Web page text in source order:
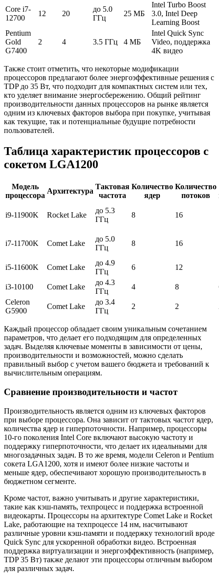
Core i7-
12700
12 20
до 5.0
ГГц
25 МБ
Intel Turbo Boost
3.0, Intel Deep
Learning Boost
Pentium
Gold
G7400
2 4 3.5 ГГц 4 МБ
Intel Quick Sync
Video, поддержка
4K видео
Также стоит отметить, что некоторые модификации
процессоров предлагают более энергоэффективные решения с
TDP до 35 Вт, что подходит для компактных систем или тех,
кто уделяет внимание энергосбережению. Общий рейтинг
производительности данных процессоров на рынке является
одним из ключевых факторов выбора при покупке, учитывая
как текущие, так и потенциальные будущие потребности
пользователей.
Таблица характеристик процессоров с
сокетом LGA1200
Модель
процессора
Архитектура
Тактовая
частота
Количество
ядер
Количество
потоков
i9-11900K Rocket Lake
до 5.3
ГГц
8 16
i7-11700K Comet Lake
до 5.0
ГГц
8 16
i5-11600K Comet Lake
до 4.9
ГГц
6 12
i3-10100 Comet Lake
до 4.3
ГГц
4 8
Celeron
G5900
Comet Lake
до 3.4
ГГц
2 2
Каждый процессор обладает своим уникальным сочетанием
параметров, что делает его подходящим для определенных
задач. Выделяя ключевые моменты в зависимости от цены,
производительности и возможностей, можно сделать
правильный выбор с учетом вашего бюджета и требований к
вычислительным операциям.
Сравнение производительности и частот
Производительность является одним из ключевых факторов
при выборе процессора. Она зависит от тактовых частот ядер,
количества ядер и гиперпоточности. Например, процессоры
10-го поколения Intel Core включают высокую частоту и
поддержку гиперпоточности, что делает их идеальными для
многозадачных задач. В то же время, модели Celeron и Pentium
сокета LGA1200, хотя и имеют более низкие частоты и
меньше ядер, обеспечивают хорошую производительность в
бюджетном сегменте.
Кроме частот, важно учитывать и другие характеристики,
такие как кэш-память, техпроцесс и поддержка встроенной
видеокарты. Процессоры на архитектуре Comet Lake и Rocket
Lake, работающие на техпроцессе 14 нм, насчитывают
различные уровни кэш-памяти и поддержку технологий вроде
Quick Sync для ускоренной обработки видео. Встроенная
поддержка виртуализации и энергоэффективность (например,
TDP 35 Вт) также делают эти процессоры отличным выбором
для различных задач.